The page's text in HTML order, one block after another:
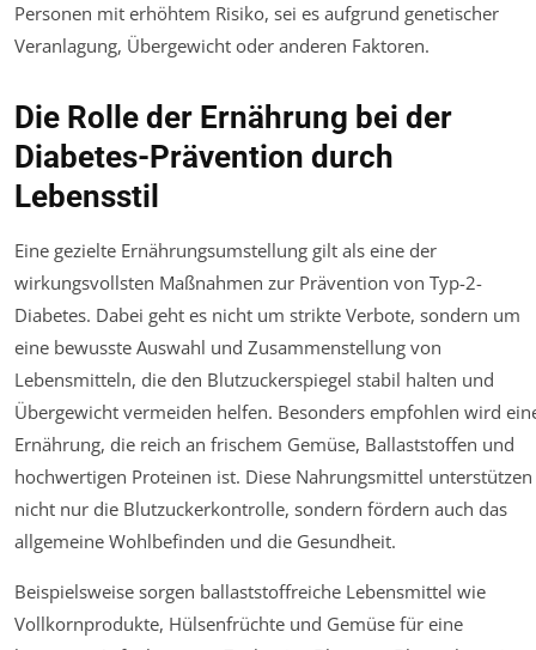
Personen mit erhöhtem Risiko, sei es aufgrund genetischer
Veranlagung, Übergewicht oder anderen Faktoren.
Die Rolle der Ernährung bei der
Diabetes-Prävention durch
Lebensstil
Eine gezielte Ernährungsumstellung gilt als eine der
wirkungsvollsten Maßnahmen zur Prävention von Typ-2-
Diabetes. Dabei geht es nicht um strikte Verbote, sondern um
eine bewusste Auswahl und Zusammenstellung von
Lebensmitteln, die den Blutzuckerspiegel stabil halten und
Übergewicht vermeiden helfen. Besonders empfohlen wird
Ernährung, die reich an frischem Gemüse, Ballaststoffen und
hochwertigen Proteinen ist. Diese Nahrungsmittel unterstützen
nicht nur die Blutzuckerkontrolle, sondern fördern auch das
allgemeine Wohlbefinden und die Gesundheit.
Beispielsweise sorgen ballaststoffreiche Lebensmittel wie
Vollkornprodukte, Hülsenfrüchte und Gemüse für eine